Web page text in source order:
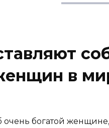
в
очень богатой